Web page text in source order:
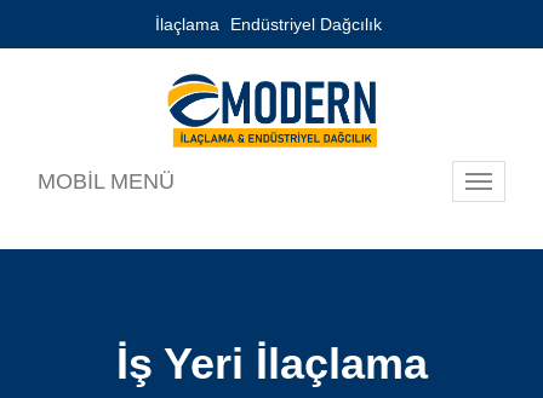
İlaçlama Endüstriyel Dağcılık
Toggle
MOBİL MENÜ
İş Yeri İlaçlama